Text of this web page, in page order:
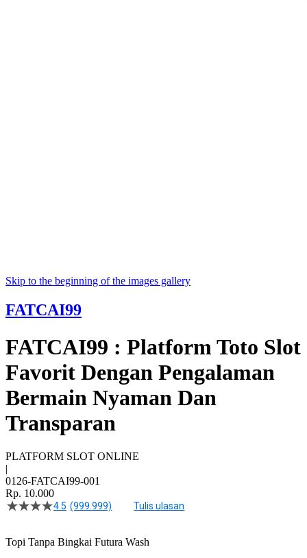
Skip to the beginning of the images gallery
FATCAI99
FATCAI99 : Platform Toto Slot
Favorit Dengan Pengalaman
Bermain Nyaman Dan
Transparan
PLATFORM SLOT ONLINE
|
0126-FATCAI99-001
Rp. 10.000
4.5
bintang,
4.5 (999.999) Tulis ulasan
Topi Tanpa Bingkai Futura Wash